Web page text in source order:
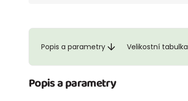
Popis a parametry Velikostní tabulka
Popis a parametry